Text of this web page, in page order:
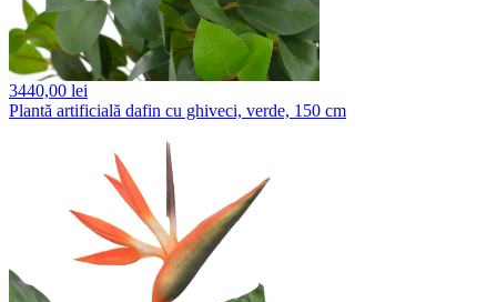
3440,00 lei
Plantă artificială dafin cu ghiveci, verde, 150 cm